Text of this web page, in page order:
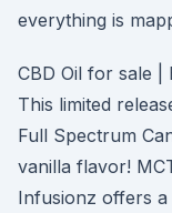
everything is
CBD Oil for sale |
This limited
Full Spectrum
vanilla flavor!
Infusionz offers